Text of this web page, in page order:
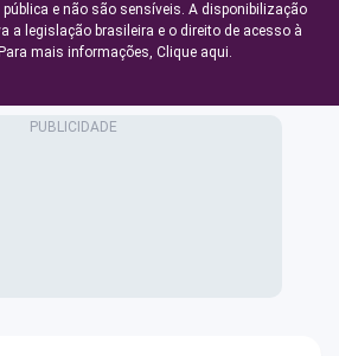
e não são sensíveis. A disponibilização
a legislação brasileira e o direito de acesso à
mais informações, Clique aqui.